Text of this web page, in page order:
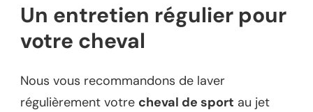
Un entretien régulier pour
votre cheval
Nous vous recommandons de laver
régulièrement votre cheval de sport au jet